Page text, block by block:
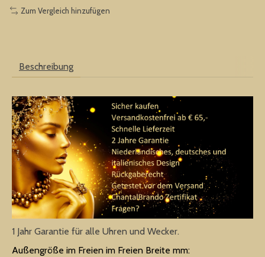
Zum Vergleich hinzufügen
Beschreibung
1 Jahr Garantie für alle Uhren und Wecker.
Außengröße im Freien im Freien Breite mm: